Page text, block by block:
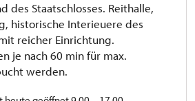
des Staatschlosses. Reithalle,
historische Interieuere des
reicher Einrichtung.
je nach 60 min für max.
werden.